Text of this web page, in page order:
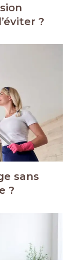
?
sans
?